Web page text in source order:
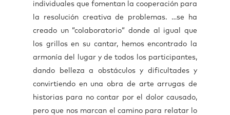
individuales que fomentan la cooperación para
la resolución creativa de problemas. …se ha
creado un “colaboratorio“ donde al igual que
los grillos en su cantar, hemos encontrado la
armonía del lugar y de todos los participantes,
dando belleza a obstáculos y dificultades y
convirtiendo en una obra de arte arrugas de
historias para no contar por el dolor causado,
pero que nos marcan el camino para relatar lo